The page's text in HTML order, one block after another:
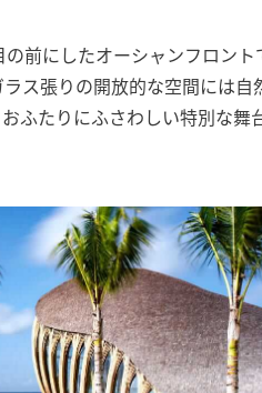
前にしたオーシャンフロント
ス張りの開放的な空間には自
ふたりにふさわしい特別な舞